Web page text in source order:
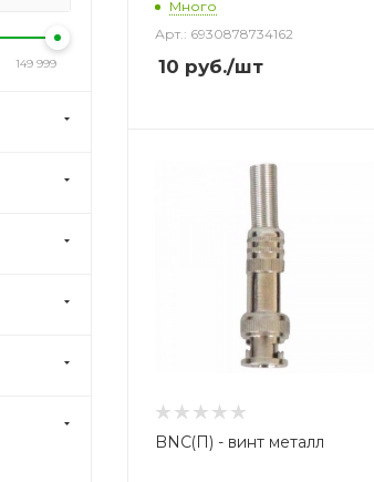
Много
Арт.: 6930878734162
10 руб./шт
BNC(П) - винт металл
149 999